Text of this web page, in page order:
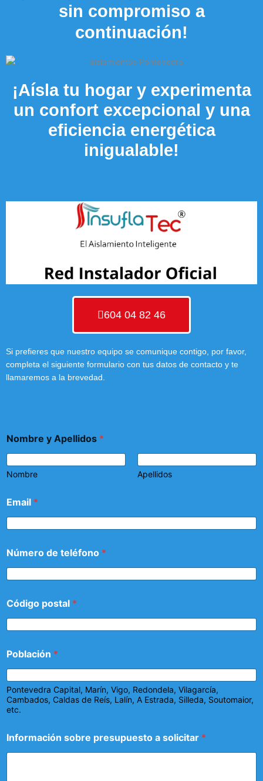
sin compromiso a
continuación!
¡Aísla tu hogar y experimenta
un confort excepcional y una
eficiencia energética
inigualable!
604 04 82 46
Si prefieres que nuestro equipo se comunique contigo, por favor,
completa el siguiente formulario con tus datos de contacto y te
llamaremos a la brevedad.
Nombre y Apellidos *
Nombre Apellidos
Email *
Número de teléfono *
Código postal *
Población *
Pontevedra Capital, Marín, Vigo, Redondela, Vilagarcía,
Cambados, Caldas de Reís, Lalín, A Estrada, Silleda, Soutomaior,
etc.
Información sobre presupuesto a solicitar *